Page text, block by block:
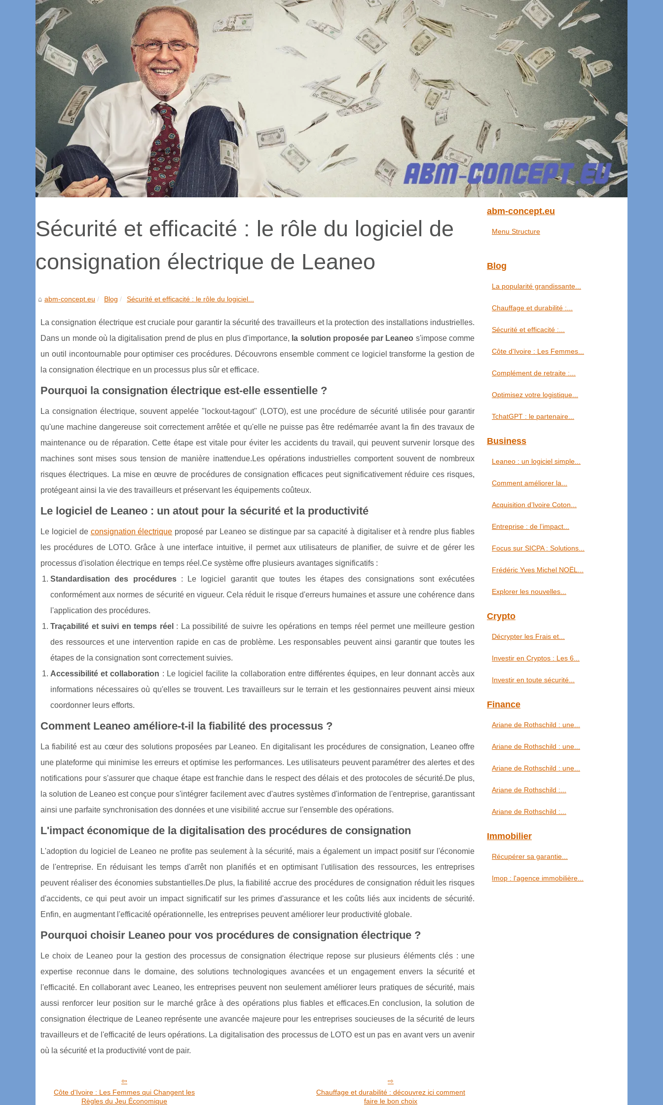
Sécurité et efficacité : le rôle du logiciel de
consignation électrique de Leaneo
abm-concept.eu Blog Sécurité et efficacité : le rôle du logiciel...
La consignation électrique est cruciale pour garantir la sécurité des travailleurs et la protection des installations industrielles.
Dans un monde où la digitalisation prend de plus en plus d'importance, la solution proposée par Leaneo s'impose comme
un outil incontournable pour optimiser ces procédures. Découvrons ensemble comment ce logiciel transforme la gestion de
la consignation électrique en un processus plus sûr et efficace.
Pourquoi la consignation électrique est-elle essentielle ?
La consignation électrique, souvent appelée "lockout-tagout" (LOTO), est une procédure de sécurité utilisée pour garantir
qu'une machine dangereuse soit correctement arrêtée et qu'elle ne puisse pas être redémarrée avant la fin des travaux de
maintenance ou de réparation. Cette étape est vitale pour éviter les accidents du travail, qui peuvent survenir lorsque des
machines sont mises sous tension de manière inattendue.Les opérations industrielles comportent souvent de nombreux
risques électriques. La mise en œuvre de procédures de consignation efficaces peut significativement réduire ces risques,
protégeant ainsi la vie des travailleurs et préservant les équipements coûteux.
Le logiciel de Leaneo : un atout pour la sécurité et la productivité
Le logiciel de consignation électrique proposé par Leaneo se distingue par sa capacité à digitaliser et à rendre plus fiables
les procédures de LOTO. Grâce à une interface intuitive, il permet aux utilisateurs de planifier, de suivre et de gérer les
processus d'isolation électrique en temps réel.Ce système offre plusieurs avantages significatifs :
Standardisation des procédures: Le logiciel garantit que toutes les étapes des consignations sont exécutées
conformément aux normes de sécurité en vigueur. Cela réduit le risque d'erreurs humaines et assure une cohérence dans
l'application des procédures.
Traçabilité et suivi en temps réel : La possibilité de suivre les opérations en temps réel permet une meilleure gestion
des ressources et une intervention rapide en cas de problème. Les responsables peuvent ainsi garantir que toutes les
étapes de la consignation sont correctement suivies.
Accessibilité et collaboration : Le logiciel facilite la collaboration entre différentes équipes, en leur donnant accès aux
informations nécessaires où qu'elles se trouvent. Les travailleurs sur le terrain et les gestionnaires peuvent ainsi mieux
coordonner leurs efforts.
Comment Leaneo améliore-t-il la fiabilité des processus ?
La fiabilité est au cœur des solutions proposées par Leaneo. En digitalisant les procédures de consignation, Leaneo offre
une plateforme qui minimise les erreurs et optimise les performances. Les utilisateurs peuvent paramétrer des alertes et des
notifications pour s'assurer que chaque étape est franchie dans le respect des délais et des protocoles de sécurité.De plus,
la solution de Leaneo est conçue pour s'intégrer facilement avec d'autres systèmes d'information de l'entreprise, garantissant
ainsi une parfaite synchronisation des données et une visibilité accrue sur l'ensemble des opérations.
L'impact économique de la digitalisation des procédures de consignation
L'adoption du logiciel de Leaneo ne profite pas seulement à la sécurité, mais a également un impact positif sur l'économie
de l'entreprise. En réduisant les temps d'arrêt non planifiés et en optimisant l'utilisation des ressources, les entreprises
peuvent réaliser des économies substantielles.De plus, la fiabilité accrue des procédures de consignation réduit les risques
d'accidents, ce qui peut avoir un impact significatif sur les primes d'assurance et les coûts liés aux incidents de sécurité.
Enfin, en augmentant l'efficacité opérationnelle, les entreprises peuvent améliorer leur productivité globale.
Pourquoi choisir Leaneo pour vos procédures de consignation électrique ?
Le choix de Leaneo pour la gestion des processus de consignation électrique repose sur plusieurs éléments clés : une
expertise reconnue dans le domaine, des solutions technologiques avancées et un engagement envers la sécurité et
l'efficacité. En collaborant avec Leaneo, les entreprises peuvent non seulement améliorer leurs pratiques de sécurité, mais
aussi renforcer leur position sur le marché grâce à des opérations plus fiables et efficaces.En conclusion, la solution de
consignation électrique de Leaneo représente une avancée majeure pour les entreprises soucieuses de la sécurité de leurs
travailleurs et de l'efficacité de leurs opérations. La digitalisation des processus de LOTO est un pas en avant vers un avenir
où la sécurité et la productivité vont de pair.
Côte d'Ivoire : Les Femmes qui Changent les
Règles du Jeu Économique
Chauffage et durabilité : découvrez ici comment
faire le bon choix
abm-concept.eu
Menu Structure
Blog
La popularité grandissante...
Chauffage et durabilité :...
Sécurité et efficacité :...
Côte d'Ivoire : Les Femmes...
Complément de retraite :...
Optimisez votre logistique...
TchatGPT : le partenaire...
Business
Leaneo : un logiciel simple...
Comment améliorer la...
Acquisition d’Ivoire Coton...
Entreprise : de l’impact...
Focus sur SICPA : Solutions...
Frédéric Yves Michel NOËL...
Explorer les nouvelles...
Crypto
Décrypter les Frais et...
Investir en Cryptos : Les 6...
Investir en toute sécurité...
Finance
Ariane de Rothschild : une...
Ariane de Rothschild : une...
Ariane de Rothschild : une...
Ariane de Rothschild :...
Ariane de Rothschild :...
Immobilier
Récupérer sa garantie...
Imop : l'agence immobilière...